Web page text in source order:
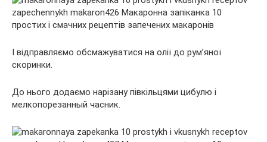
І відправляємо обсмажуватися на олії до рум’яної
скоринки.
До нього додаємо нарізану півкільцями цибулю і
мелкопорезанный часник.